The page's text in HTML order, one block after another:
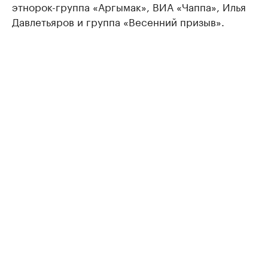
этнорок-группа «Аргымак», ВИА «Чаппа», Илья
Давлетьяров и группа «Весенний призыв».